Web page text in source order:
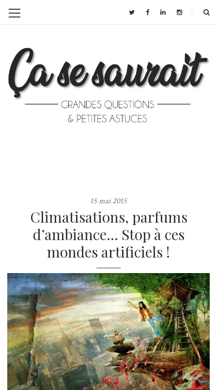
15 mai 2015
Climatisations, parfums
d’ambiance… Stop à ces
mondes artificiels !